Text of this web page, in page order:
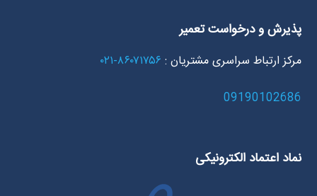
پذیرش و درخواست تعمیر
مرکز ارتباط سراسری مشتریان : ۸۶۰۷۱۷۵۶-۰۲۱
09190102686
نماد اعتماد الکترونیکی